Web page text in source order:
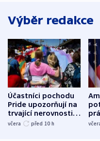
Výběr redakce
Účastníci pochodu
Pride upozorňují na
trvající nerovnosti i
společenskou
včera před 10 h